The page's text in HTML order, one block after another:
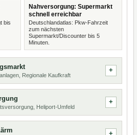
bis
Nahversorgung: Supermarkt
schnell erreichbar
Deutschlandatlas: Pkw-Fahrzeit
zum nächsten
Supermarkt/Discounter bis 5
Minuten.
Regionale Kaufkraft
Heliport-Umfeld